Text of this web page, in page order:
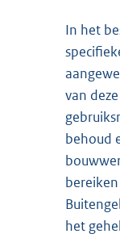
In het
van
behoud
het